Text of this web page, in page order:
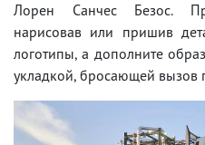
Лорен Санчес Безос.
нарисовав или пришив
логотипы, а дополните
укладкой, бросающей вызов